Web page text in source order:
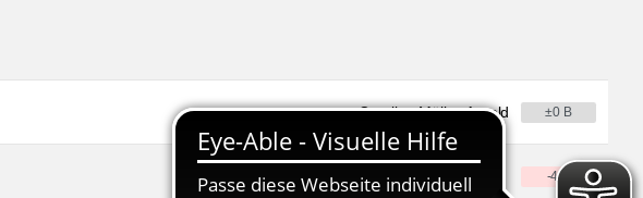
– Caroline Möller-Arnold ±0 B
Lisa Kurpiun -4 B